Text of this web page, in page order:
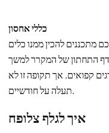
כללי אחסון
מתכננים להכין ממנו כלים
התחתון של המקרר למשך
קפואים, אך תקופה זו לא
תעלה על חודשיים.
איך לגלף צלופח